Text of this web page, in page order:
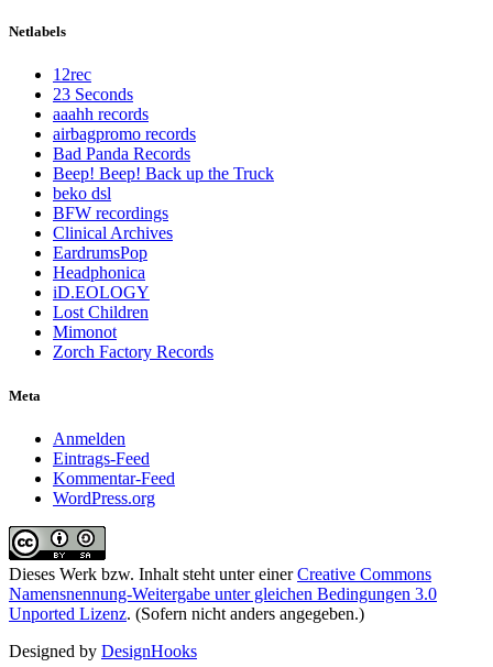
Netlabels
12rec
23 Seconds
aaahh records
airbagpromo records
Bad Panda Records
Beep! Beep! Back up the Truck
beko dsl
BFW recordings
Clinical Archives
EardrumsPop
Headphonica
iD.EOLOGY
Lost Children
Mimonot
Zorch Factory Records
Meta
Anmelden
Eintrags-Feed
Kommentar-Feed
WordPress.org
Dieses Werk bzw. Inhalt steht unter einerCreative Commons
Namensnennung-Weitergabe unter gleichen Bedingungen 3.0
Unported Lizenz. (Sofern nicht anders angegeben.)
Designed by DesignHooks